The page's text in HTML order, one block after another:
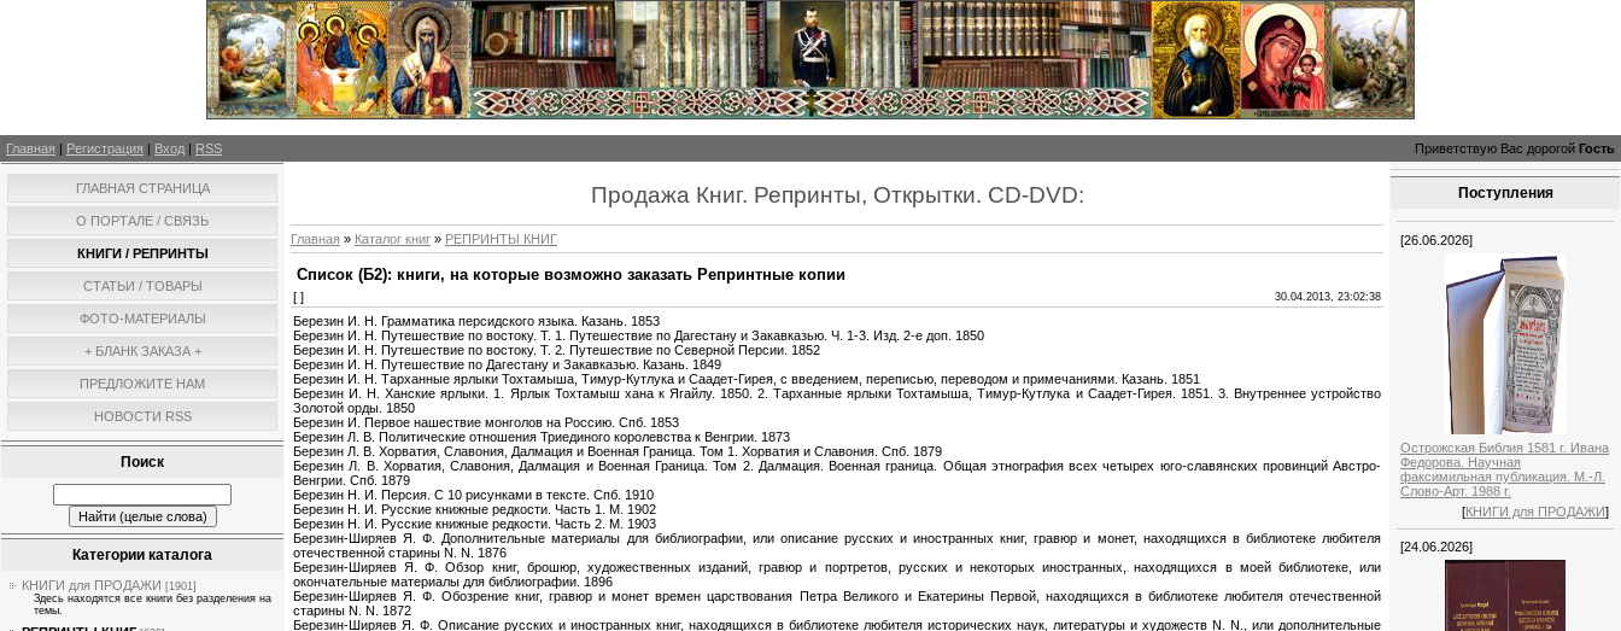
Главная | Регистрация | Вход | RSS Приветствую Вас дорогой Гость
ГЛАВНАЯ СТРАНИЦА
О ПОРТАЛЕ / СВЯЗЬ
КНИГИ / РЕПРИНТЫ
СТАТЬИ / ТОВАРЫ
ФОТО-МАТЕРИАЛЫ
+ БЛАНК ЗАКАЗА +
ПРЕДЛОЖИТЕ НАМ
НОВОСТИ RSS
Поиск
Категории каталога
КНИГИ для ПРОДАЖИ [1901]
Здесь находятся все книги без разделения на
темы.
Продажа Книг. Репринты, Открытки. CD-DVD:
Главная » Каталог книг » РЕПРИНТЫ КНИГ
Список (Б2): книги, на которые возможно заказать Репринтные копии
[ ] 30.04.2013, 23:02:38
Березин И. Н. Грамматика персидского языка. Казань. 1853
Березин И. Н. Путешествие по востоку. Т. 1. Путешествие по Дагестану и Закавказью. Ч. 1-3. Изд. 2-е доп. 1850
Березин И. Н. Путешествие по востоку. Т. 2. Путешествие по Северной Персии. 1852
Березин И. Н. Путешествие по Дагестану и Закавказью. Казань. 1849
Березин И. Н. Тарханные ярлыки Тохтамыша, Тимур-Кутлука и Саадет-Гирея, с введением, переписью, переводом и примечаниями. Казань. 1851
Березин И. Н. Ханские ярлыки. 1. Ярлык Тохтамыш хана к Ягайлу. 1850. 2. Тарханные ярлыки Тохтамыша, Тимур-Кутлука и Саадет-Гирея. 1851. 3. Внутреннее устройство
Золотой орды. 1850
Березин И. Первое нашествие монголов на Россию. Спб. 1853
Березин Л. В. Политические отношения Триединого королевства к Венгрии. 1873
Березин Л. В. Хорватия, Славония, Далмация и Военная Граница. Том 1. Хорватия и Славония. Спб. 1879
Березин Л. В. Хорватия, Славония, Далмация и Военная Граница. Том 2. Далмация. Военная граница. Общая этнография всех четырех юго-славянских провинций Австро-
Венгрии. Спб. 1879
Березин Н. И. Персия. С 10 рисунками в тексте. Спб. 1910
Березин Н. И. Русские книжные редкости. Часть 1. М. 1902
Березин Н. И. Русские книжные редкости. Часть 2. М. 1903
Березин-Ширяев Я. Ф. Дополнительные материалы для библиографии, или описание русских и иностранных книг, гравюр и монет, находящихся в библиотеке любителя
отечественной старины N. N. 1876
Березин-Ширяев Я. Ф. Обзор книг, брошюр, художественных изданий, гравюр и портретов, русских и некоторых иностранных, находящихся в моей библиотеке, или
окончательные материалы для библиографии. 1896
Березин-Ширяев Я. Ф. Обозрение книг, гравюр и монет времен царствования Петра Великого и Екатерины Первой, находящихся в библиотеке любителя отечественной
старины N. N. 1872
Березин-Ширяев Я. Ф. Описание русских и иностранных книг, находящихся в библиотеке любителя исторических наук, литературы и художеств N. N., или дополнительные
Поступления
[26.06.2026]
Острожская Библия 1581 г. Ивана
Федорова. Научная
факсимильная публикация. М.-Л.
Слово-Арт. 1988 г.
[КНИГИ для ПРОДАЖИ]
[24.06.2026]